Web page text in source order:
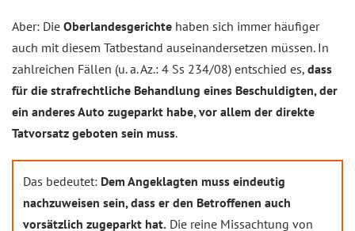
Aber: Die Oberlandesgerichte haben sich immer häufiger
auch mit diesem Tatbestand auseinandersetzen müssen. In
zahlreichen Fällen (u. a. Az.: 4 Ss 234/08) entschied es, dass
für die strafrechtliche Behandlung eines Beschuldigten, der
ein anderes Auto zugeparkt habe, vor allem der direkte
Tatvorsatz geboten sein muss.
Das bedeutet: Dem Angeklagten muss eindeutig
nachzuweisen sein, dass er den Betroffenen auch
vorsätzlich zugeparkt hat. Die reine Missachtung von